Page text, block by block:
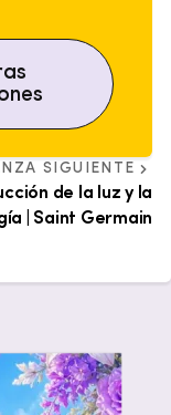
SIGUIENTE
de la luz y la
| Saint Germain